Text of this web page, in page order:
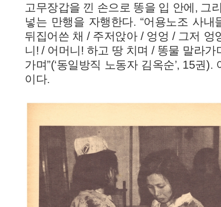
고무장갑을 낀 손으로 똥을 입 안에, 그
넣는 만행을 자행한다. “어용노조 사
뒤집어쓴 채 / 주저앉아 / 엉엉 / 그저
니! / 어머니! 하고 땅 치며 / 똥물 말라
가며”(‘동일방직 노동자 김옥순’, 15권
이다.